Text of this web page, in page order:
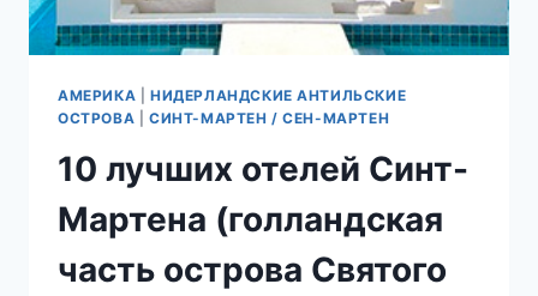
АМЕРИКА
НИДЕРЛАНДСКИЕ АНТИЛЬСКИЕ
ОСТРОВА
СИНТ-МАРТЕН / СЕН-МАРТЕН
10 лучших отелей Синт-
Мартена (голландская
часть острова Святого